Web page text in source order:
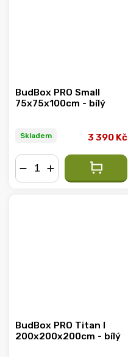
BudBox PRO Small
75x75x100cm - bílý
Skladem 3 390 Kč
BudBox PRO Titan I
200x200x200cm - bílý